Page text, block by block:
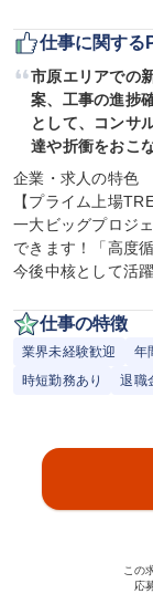
仕事に関する
市原エリアでの
案、工事の進捗
として、コンサ
達や折衝をおこ
企業・求人の特色
【プライム上場
一大ビッグプロジ
できます！「高度
今後中核として活
仕事の特徴
業界未経験歓迎 年
時短勤務あり
退職
この
応